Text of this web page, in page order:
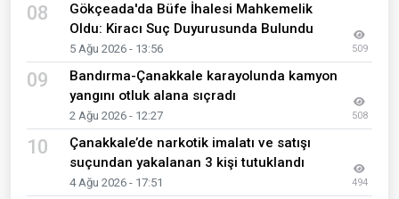
08
Gökçeada'da Büfe İhalesi Mahkemelik
Oldu: Kiracı Suç Duyurusunda Bulundu
5 Ağu 2026 - 13:56 509
09
Bandırma-Çanakkale karayolunda kamyon
yangını otluk alana sıçradı
2 Ağu 2026 - 12:27 508
10
Çanakkale’de narkotik imalatı ve satışı
suçundan yakalanan 3 kişi tutuklandı
4 Ağu 2026 - 17:51 494